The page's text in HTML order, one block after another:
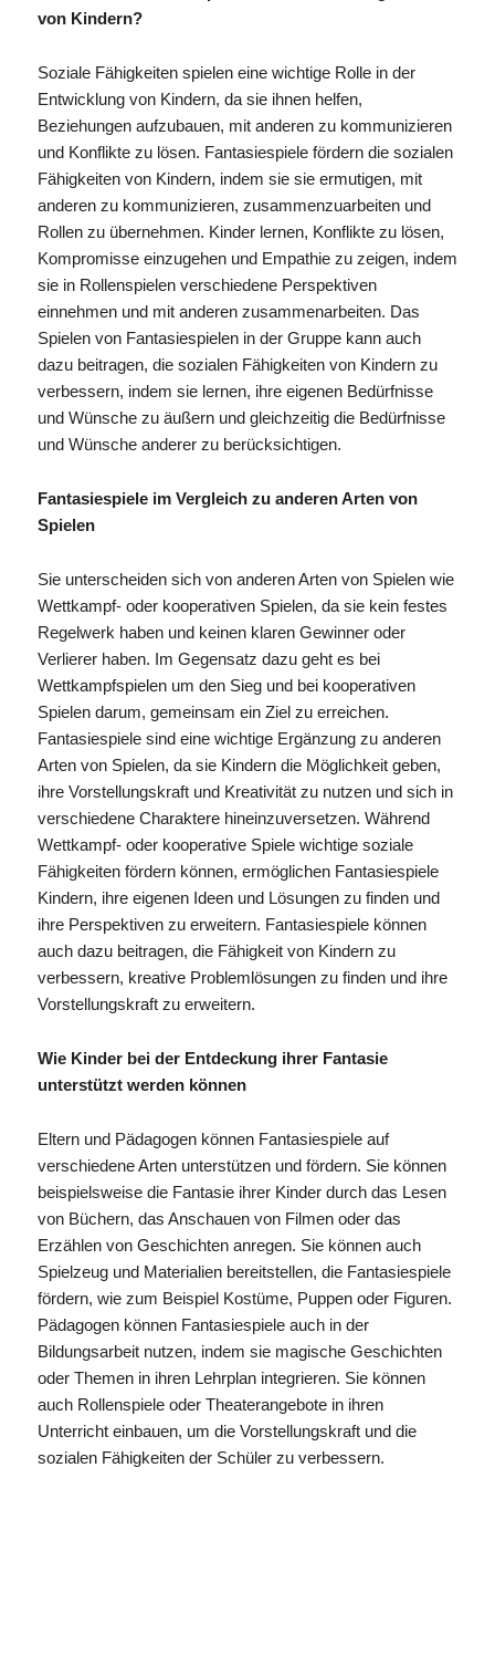
von Kindern?
Soziale Fähigkeiten spielen eine wichtige Rolle in der
Entwicklung von Kindern, da sie ihnen helfen,
Beziehungen aufzubauen, mit anderen zu kommunizieren
und Konflikte zu lösen. Fantasiespiele fördern die sozialen
Fähigkeiten von Kindern, indem sie sie ermutigen, mit
anderen zu kommunizieren, zusammenzuarbeiten und
Rollen zu übernehmen. Kinder lernen, Konflikte zu lösen,
Kompromisse einzugehen und Empathie zu zeigen, indem
sie in Rollenspielen verschiedene Perspektiven
einnehmen und mit anderen zusammenarbeiten. Das
Spielen von Fantasiespielen in der Gruppe kann auch
dazu beitragen, die sozialen Fähigkeiten von Kindern zu
verbessern, indem sie lernen, ihre eigenen Bedürfnisse
und Wünsche zu äußern und gleichzeitig die Bedürfnisse
und Wünsche anderer zu berücksichtigen.
Fantasiespiele im Vergleich zu anderen Arten von
Spielen
Sie unterscheiden sich von anderen Arten von Spielen wie
Wettkampf- oder kooperativen Spielen, da sie kein festes
Regelwerk haben und keinen klaren Gewinner oder
Verlierer haben. Im Gegensatz dazu geht es bei
Wettkampfspielen um den Sieg und bei kooperativen
Spielen darum, gemeinsam ein Ziel zu erreichen.
Fantasiespiele sind eine wichtige Ergänzung zu anderen
Arten von Spielen, da sie Kindern die Möglichkeit geben,
ihre Vorstellungskraft und Kreativität zu nutzen und sich in
verschiedene Charaktere hineinzuversetzen. Während
Wettkampf- oder kooperative Spiele wichtige soziale
Fähigkeiten fördern können, ermöglichen Fantasiespiele
Kindern, ihre eigenen Ideen und Lösungen zu finden und
ihre Perspektiven zu erweitern. Fantasiespiele können
auch dazu beitragen, die Fähigkeit von Kindern zu
verbessern, kreative Problemlösungen zu finden und ihre
Vorstellungskraft zu erweitern.
Wie Kinder bei der Entdeckung ihrer Fantasie
unterstützt werden können
Eltern und Pädagogen können Fantasiespiele auf
verschiedene Arten unterstützen und fördern. Sie können
beispielsweise die Fantasie ihrer Kinder durch das Lesen
von Büchern, das Anschauen von Filmen oder das
Erzählen von Geschichten anregen. Sie können auch
Spielzeug und Materialien bereitstellen, die Fantasiespiele
fördern, wie zum Beispiel Kostüme, Puppen oder Figuren.
Pädagogen können Fantasiespiele auch in der
Bildungsarbeit nutzen, indem sie magische Geschichten
oder Themen in ihren Lehrplan integrieren. Sie können
auch Rollenspiele oder Theaterangebote in ihren
Unterricht einbauen, um die Vorstellungskraft und die
sozialen Fähigkeiten der Schüler zu verbessern.